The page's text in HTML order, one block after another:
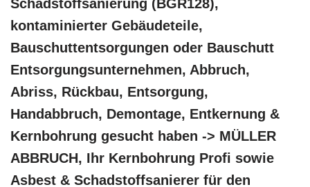
Schadstoffsanierung (BGR128),
kontaminierter Gebäudeteile,
Bauschuttentsorgungen oder Bauschutt
Entsorgungsunternehmen, Abbruch,
Abriss, Rückbau, Entsorgung,
Handabbruch, Demontage, Entkernung &
Kernbohrung gesucht haben -> MÜLLER
ABBRUCH, Ihr Kernbohrung Profi sowie
Asbest & Schadstoffsanierer für den